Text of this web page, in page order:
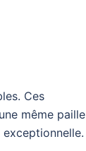
Ces
même